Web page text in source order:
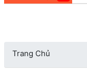
Trang Chủ